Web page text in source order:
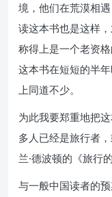
境，他们在荒漠相
读这本书也是这样
称得上是一个老资
这本书在短短的半
上同道不少。
为此我要郑重地把
多人已经是旅行者
兰·德波顿的《旅行
与一般中国读者的